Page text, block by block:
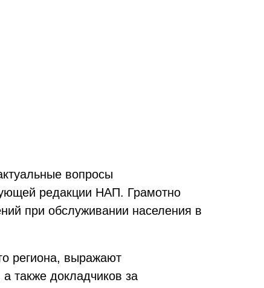
вопросы
редакции НАП. Грамотно
при обслуживании населения в
региона, выражают
также докладчиков за